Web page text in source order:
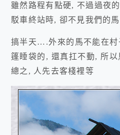
雖然路程有點硬, 不過過夜
駁車終站時, 卻不見我們的
搞半天….外來的馬不能在村
篷睡袋的, 還真扛不動, 所
總之, 人先去客棧裡等